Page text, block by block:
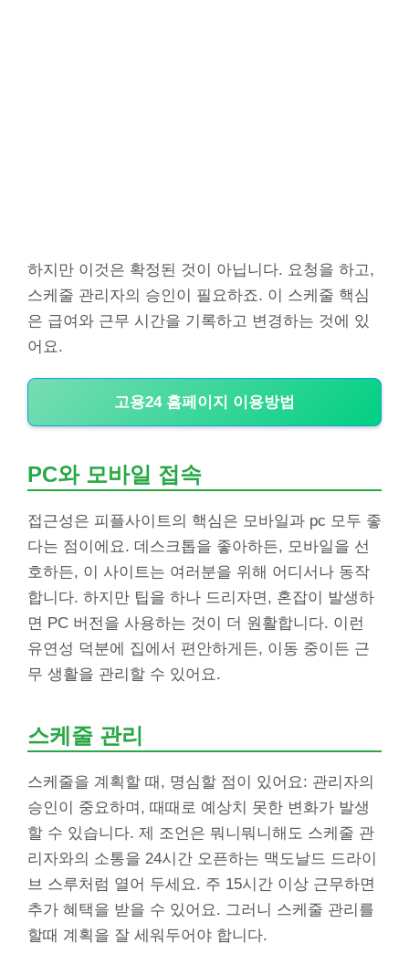
하지만 이것은 확정된 것이 아닙니다. 요청을 하고,
스케줄 관리자의 승인이 필요하죠. 이 스케줄 핵심
은 급여와 근무 시간을 기록하고 변경하는 것에 있
어요.
고용24 홈페이지 이용방법
PC와 모바일 접속
접근성은 피플사이트의 핵심은 모바일과 pc 모두 좋
다는 점이에요. 데스크톱을 좋아하든, 모바일을 선
호하든, 이 사이트는 여러분을 위해 어디서나 동작
합니다. 하지만 팁을 하나 드리자면, 혼잡이 발생하
면 PC 버전을 사용하는 것이 더 원활합니다. 이런
유연성 덕분에 집에서 편안하게든, 이동 중이든 근
무 생활을 관리할 수 있어요.
스케줄 관리
스케줄을 계획할 때, 명심할 점이 있어요: 관리자의
승인이 중요하며, 때때로 예상치 못한 변화가 발생
할 수 있습니다. 제 조언은 뭐니뭐니해도 스케줄 관
리자와의 소통을 24시간 오픈하는 맥도날드 드라이
브 스루처럼 열어 두세요. 주 15시간 이상 근무하면
추가 혜택을 받을 수 있어요. 그러니 스케줄 관리를
할때 계획을 잘 세워두어야 합니다.